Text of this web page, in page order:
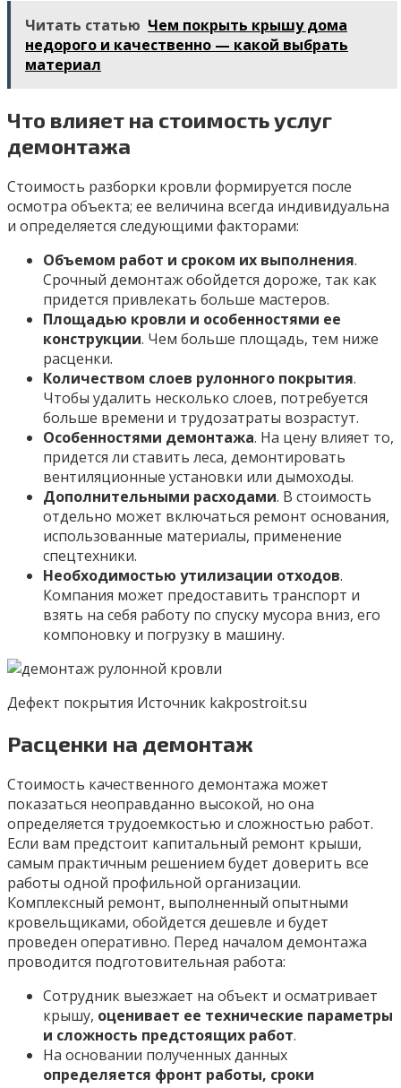
Читать статью Чем покрыть крышу дома
недорого и качественно — какой выбрать
материал
Что влияет на стоимость услуг
демонтажа
Стоимость разборки кровли формируется после
осмотра объекта; ее величина всегда индивидуальна
и определяется следующими факторами:
Объемом работ и сроком их выполнения.
Срочный демонтаж обойдется дороже, так как
придется привлекать больше мастеров.
Площадью кровли и особенностями ее
конструкции. Чем больше площадь, тем ниже
расценки.
Количеством слоев рулонного покрытия.
Чтобы удалить несколько слоев, потребуется
больше времени и трудозатраты возрастут.
Особенностями демонтажа. На цену влияет то,
придется ли ставить леса, демонтировать
вентиляционные установки или дымоходы.
Дополнительными расходами. В стоимость
отдельно может включаться ремонт основания,
использованные материалы, применение
спецтехники.
Необходимостью утилизации отходов.
Компания может предоставить транспорт и
взять на себя работу по спуску мусора вниз, его
компоновку и погрузку в машину.
Дефект покрытия Источник kakpostroit.su
Расценки на демонтаж
Стоимость качественного демонтажа может
показаться неоправданно высокой, но она
определяется трудоемкостью и сложностью работ.
Если вам предстоит капитальный ремонт крыши,
самым практичным решением будет доверить все
работы одной профильной организации.
Комплексный ремонт, выполненный опытными
кровельщиками, обойдется дешевле и будет
проведен оперативно. Перед началом демонтажа
проводится подготовительная работа:
Сотрудник выезжает на объект и осматривает
крышу, оценивает ее технические параметры
и сложность предстоящих работ.
На основании полученных данных
определяется фронт работы, сроки